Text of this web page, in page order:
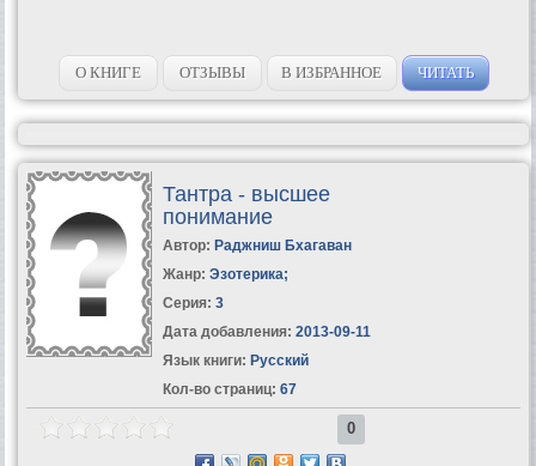
О КНИГЕ ОТЗЫВЫ В ИЗБРАННОЕ ЧИТАТЬ
Тантра - высшее
понимание
Автор: Раджниш Бхагаван
Жанр: Эзотерика;
Серия: 3
Дата добавления: 2013-09-11
Язык книги: Русский
Кол-во страниц: 67
0